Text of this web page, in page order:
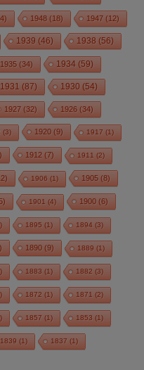
1948 (18) 1947 (12)
1939 (46) 1938 (56)
1935 (34) 1934 (59)
1931 (87) 1930 (54)
1927 (32) 1926 (34)
(3) 1920 (9) 1917 (1)
1912 (7) 1911 (2)
1906 (1) 1905 (8)
1901 (4) 1900 (6)
1895 (1) 1894 (3)
1890 (9) 1889 (1)
1883 (1) 1882 (3)
1872 (1) 1871 (2)
1857 (1) 1853 (1)
1839 (1) 1837 (1)